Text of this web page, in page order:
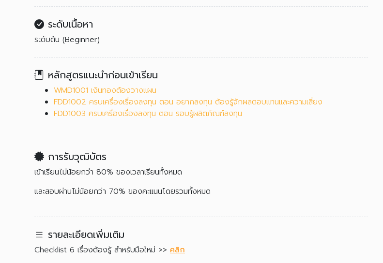
ระดับเนื้อหา
ระดับต้น (Beginner)
หลักสูตรแนะนำก่อนเข้าเรียน
WMD1001 เงินทองต้องวางแผน
FDD1002 ครบเครื่องเรื่องลงทุน ตอน อยากลงทุน ต้องรู้จักผลตอบแทนและความเสี่ยง
FDD1003 ครบเครื่องเรื่องลงทุน ตอน รอบรู้ผลิตภัณฑ์ลงทุน
การรับวุฒิบัตร
เข้าเรียนไม่น้อยกว่า 80% ของเวลาเรียนทั้งหมด
และสอบผ่านไม่น้อยกว่า 70% ของคะแนนโดยรวมทั้งหมด
รายละเอียดเพิ่มเติม
Checklist 6 เรื่องต้องรู้ สำหรับมือใหม่ >> คลิก